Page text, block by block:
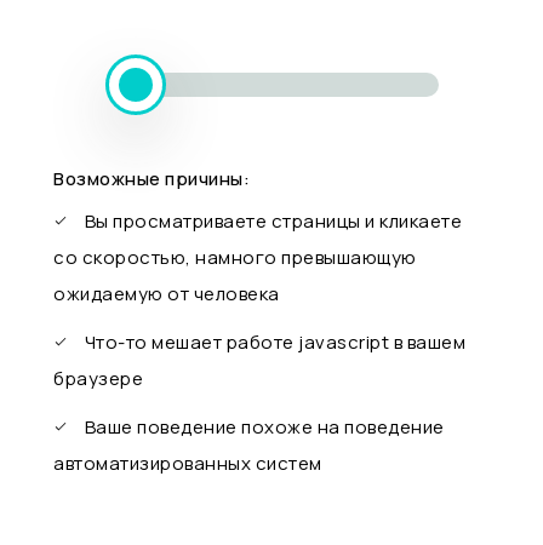
Возможные причины:
Вы просматриваете страницы и кликаете
со скоростью, намного превышающую
ожидаемую от человека
Что-то мешает работе javascript в вашем
браузере
Ваше поведение похоже на поведение
автоматизированных систем